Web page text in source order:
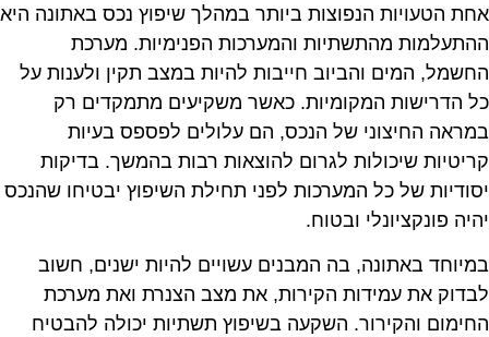
הטעויות הנפוצות ביותר במהלך שיפוץ נכס באתונה היא
מהתשתיות והמערכות הפנימיות. מערכת
המים והביוב חייבות להיות במצב תקין ולענות על
הדרישות המקומיות. כאשר משקיעים מתמקדים רק
החיצוני של הנכס, הם עלולים לפספס בעיות
שיכולות לגרום להוצאות רבות בהמשך. בדיקות
של כל המערכות לפני תחילת השיפוץ יבטיחו שהנכס
פונקציונלי ובטוח.
באתונה, בה המבנים עשויים להיות ישנים, חשוב
את עמידות הקירות, את מצב הצנרת ואת מערכת
והקירור. השקעה בשיפוץ תשתיות יכולה להבטיח